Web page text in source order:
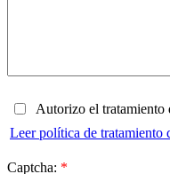
Autorizo el tratamiento
Leer política de tratamiento
Captcha: *